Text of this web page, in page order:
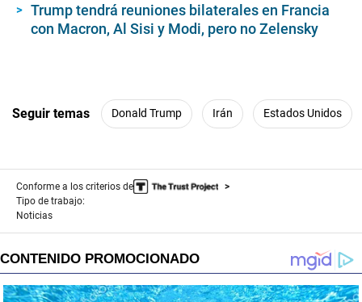
Trump tendrá reuniones bilaterales en Francia
con Macron, Al Sisi y Modi, pero no Zelensky
Seguir temas Donald Trump Irán Estados Unidos
Conforme a los criterios de
Tipo de trabajo:
Noticias